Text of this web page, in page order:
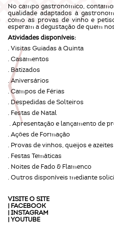
No campo gastronómico,
qualidade adaptados à
como as provas de vinho e
esperam a degustação de quem
Atividades disponíveis:
. Visitas Guiadas à Quinta
. Casamentos
. Batizados
. Aniversários
. Campos de Férias
. Despedidas de Solteiros
. Festas de Natal
. Apresentação e lançamento de
. Ações de Formação
. Provas de vinhos, queijos e azeites
. Festas Temáticas
. Noites de Fado & Flamenco
. Outros disponíveis mediante
VISITE OSITE
| FACEBOOK
|INSTAGRAM
|YOUTUBE